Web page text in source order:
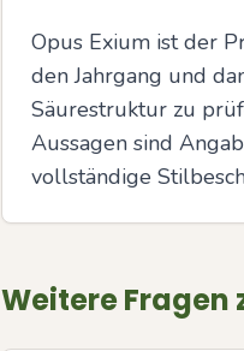
Opus Exium ist der
den Jahrgang und
Säurestruktur zu
Aussagen sind
vollständige
Weitere Fragen